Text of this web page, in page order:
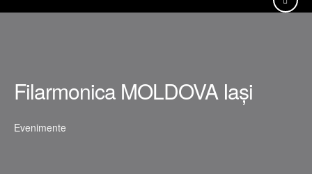
Filarmonica MOLDOVA Iași
Evenimente